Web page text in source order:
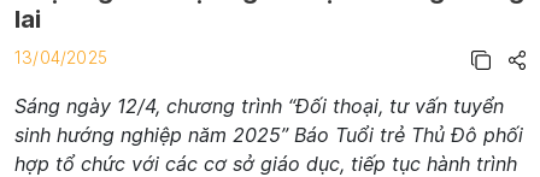
lai
13/04/2025
Sáng ngày 12/4, chương trình “Đối thoại, tư vấn tuyển
sinh hướng nghiệp năm 2025” Báo Tuổi trẻ Thủ Đô phối
hợp tổ chức với các cơ sở giáo dục, tiếp tục hành trình